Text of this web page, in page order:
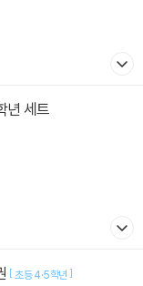
년 세트
[ 초등 4·5학년 ]